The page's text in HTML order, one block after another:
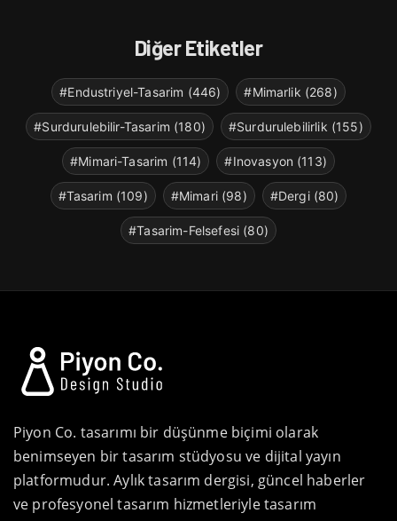
Diğer Etiketler
#Endustriyel-Tasarim (446) #Mimarlik (268)
#Surdurulebilir-Tasarim (180) #Surdurulebilirlik (155)
#Mimari-Tasarim (114) #Inovasyon (113)
#Tasarim (109) #Mimari (98) #Dergi (80)
#Tasarim-Felsefesi (80)
Piyon Co. tasarımı bir düşünme biçimi olarak
benimseyen bir tasarım stüdyosu ve dijital yayın
platformudur. Aylık tasarım dergisi, güncel haberler
ve profesyonel tasarım hizmetleriyle tasarım